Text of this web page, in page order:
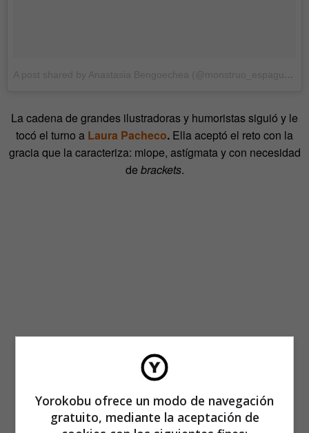
La cadena de grandes ilustradoras y humoristas siguió y le
tocó el turno a Laura Pacheco. Ella aceptó el reto con la
gracia que la caracteriza: miope, astígmata y con necesidad
de brackets.
Yorokobu ofrece un modo de navegación
gratuito, mediante la aceptación de